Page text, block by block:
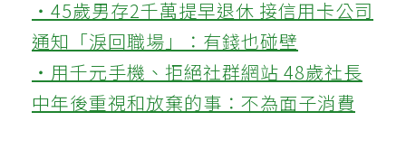
‧45歲男存2千萬提早退休 接信用卡公司
通知「淚回職場」：有錢也碰壁
‧用千元手機、拒絕社群網站 48歲社長
中年後重視和放棄的事：不為面子消費